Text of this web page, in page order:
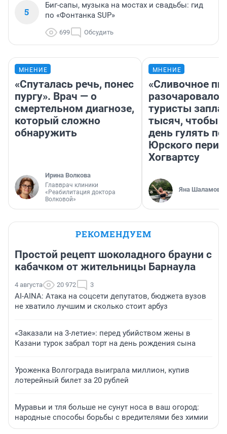
5
Биг-сапы, музыка на мостах и свадьбы: гид
по «Фонтанка SUP»
699 Обсудить
МНЕНИЕ
«Спуталась речь, понес
пургу». Врач — о
смертельном диагнозе,
который сложно
обнаружить
Ирина Волкова
Главврач клиники
«Реабилитация доктора
Волковой»
МНЕНИЕ
«Сливочное
разочаровало»:
туристы
тысяч, чтобы
день гулять по
Юрского
Хогвартсу
Яна Шаламова
РЕКОМЕНДУЕМ
Простой рецепт шоколадного брауни с
кабачком от жительницы Барнаула
4 августа 20 972 3
AI-AINA: Атака на соцсети депутатов, бюджета вузов
не хватило лучшим и сколько стоит арбуз
«Заказали на 3-летие»: перед убийством жены в
Казани турок забрал торт на день рождения сына
Уроженка Волгограда выиграла миллион, купив
лотерейный билет за 20 рублей
Муравьи и тля больше не сунут носа в ваш огород:
народные способы борьбы с вредителями без химии